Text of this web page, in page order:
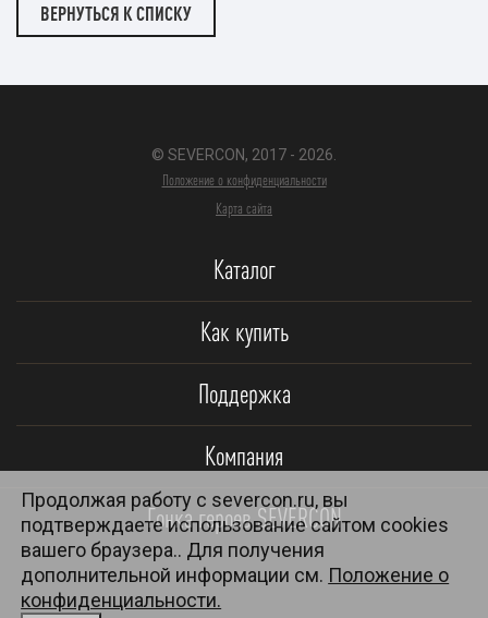
ВЕРНУТЬСЯ К СПИСКУ
© SEVERCON, 2017 - 2026.
Положение о конфиденциальности
Карта сайта
Каталог
Как купить
Поддержка
Компания
Гонка героев SEVERCON
Продолжая работу с severcon.ru, вы
подтверждаете использование сайтом cookies
вашего браузера.. Для получения
дополнительной информации см. Положение о
конфиденциальности.